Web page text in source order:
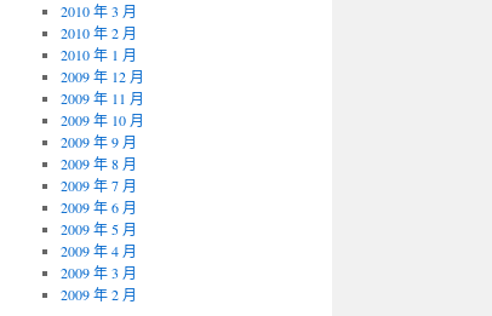
2010 年 3 月
2010 年 2 月
2010 年 1 月
2009 年 12 月
2009 年 11 月
2009 年 10 月
2009 年 9 月
2009 年 8 月
2009 年 7 月
2009 年 6 月
2009 年 5 月
2009 年 4 月
2009 年 3 月
2009 年 2 月